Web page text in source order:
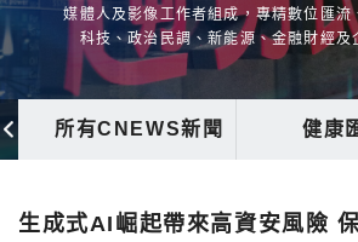
媒體人及影像工作者組成，專精數位匯流
科技、政治民調、新能源、金融財經及
所有CNEWS新聞 健康
生成式AI崛起帶來高資安風險